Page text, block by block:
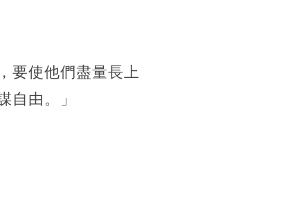
要使他們盡量長上
自由。」